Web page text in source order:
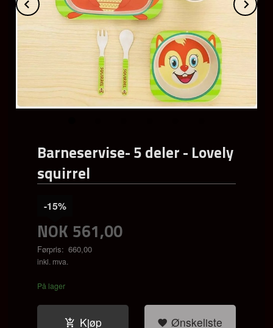
Barneservise- 5 deler - Lovely
squirrel
NOK 561,00
Førpris: 660,00
Rabatt
-15%
inkl. mva.
På lager
Kjøp Ønskeliste